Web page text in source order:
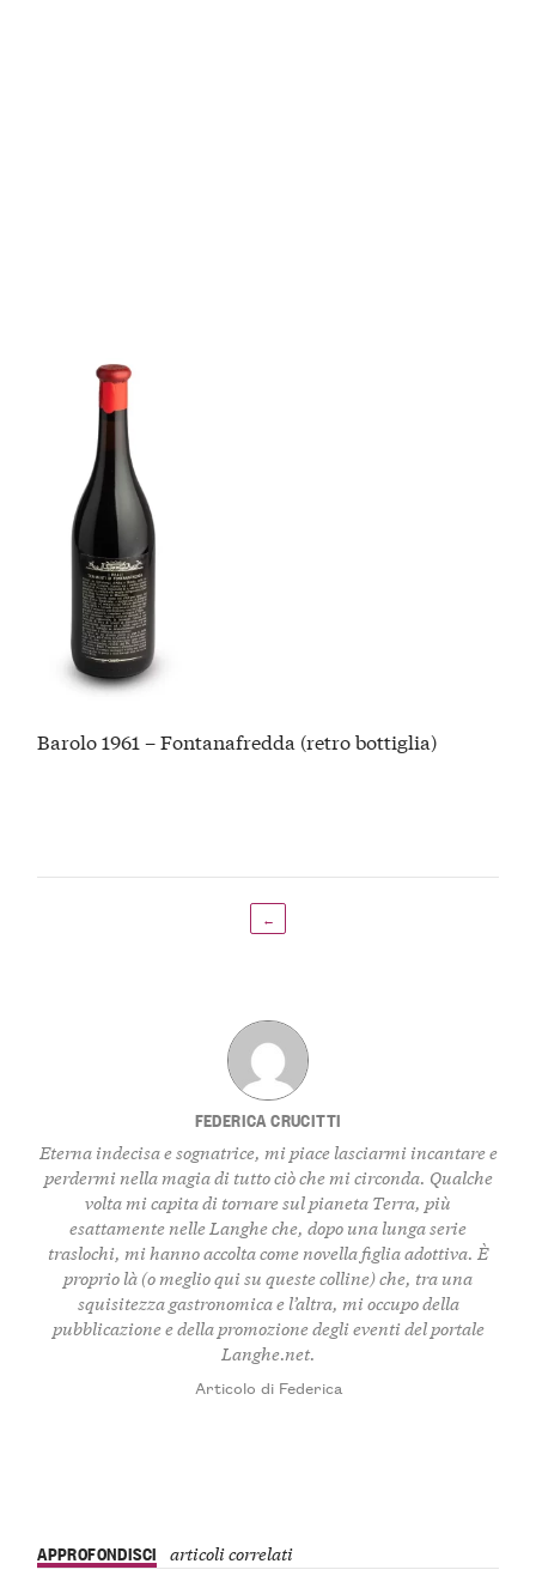
Barolo 1961 – Fontanafredda (retro bottiglia)
←
FEDERICA CRUCITTI
Eterna indecisa e sognatrice, mi piace lasciarmi incantare e
perdermi nella magia di tutto ciò che mi circonda. Qualche
volta mi capita di tornare sul pianeta Terra, più
esattamente nelle Langhe che, dopo una lunga serie
traslochi, mi hanno accolta come novella figlia adottiva. È
proprio là (o meglio qui su queste colline) che, tra una
squisitezza gastronomica e l’altra, mi occupo della
pubblicazione e della promozione degli eventi del portale
Langhe.net.
Articolo di Federica
APPROFONDISCI articoli correlati